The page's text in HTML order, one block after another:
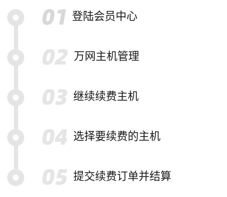
登陆会员中心
万网主机管理
继续续费主机
选择要续费的主机
提交续费订单并结算